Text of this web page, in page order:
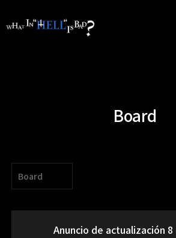
Board
Board
Anuncio de actualización